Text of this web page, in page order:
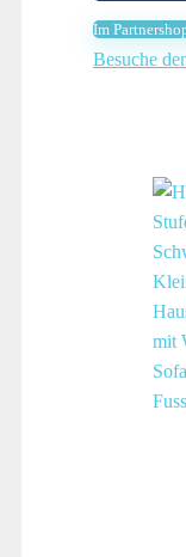
für Hohe
Im
Besuche